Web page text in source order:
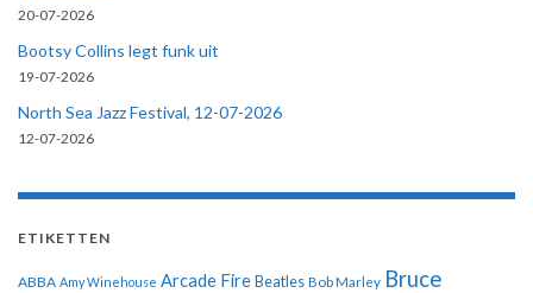
20-07-2026
Bootsy Collins legt funk uit
19-07-2026
North Sea Jazz Festival, 12-07-2026
12-07-2026
ETIKETTEN
ABBA Amy Winehouse Arcade Fire Beatles Bob Marley Bruce